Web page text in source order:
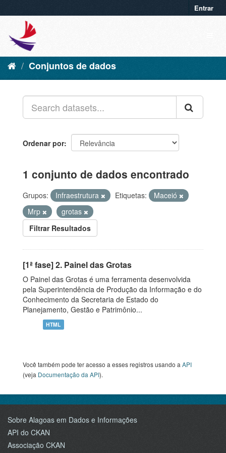
Entrar
Conjuntos de dados
Ordenar por
1 conjunto de dados encontrado
Grupos: Infraestrutura Etiquetas:
Maceió
Mrp
grotas
Filtrar Resultados
[1ª fase] 2. Painel das Grotas
O Painel das Grotas é uma ferramenta desenvolvida
pela Superintendência de Produção da Informação e do
Conhecimento da Secretaria de Estado do
Planejamento, Gestão e Patrimônio...
HTML
Você também pode ter acesso a esses registros usando a API
(veja Documentação da API).
Sobre Alagoas em Dados e Informações
API do CKAN
Associação CKAN